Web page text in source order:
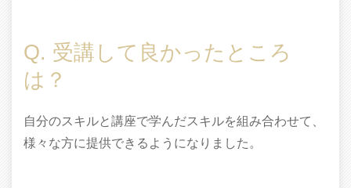
Q. 受講して良かったところ
は？
自分のスキルと講座で学んだスキルを組み合わせて、
様々な方に提供できるようになりました。